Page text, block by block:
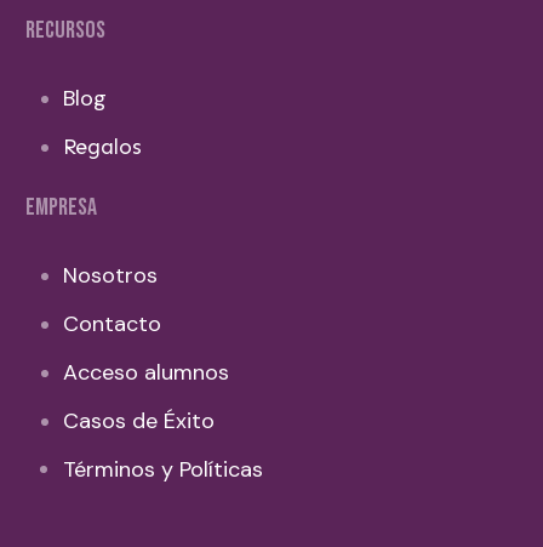
RECURSOS
Blog
Regalos
EMPRESA
Nosotros
Contacto
Acceso alumnos
Casos de Éxito
Términos y Políticas